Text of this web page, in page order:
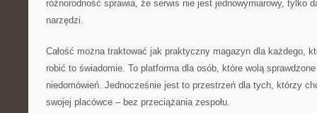
różnorodność sprawia, że serwis nie jest jednowymiarowy, tylko
narzędzi.
Całość można traktować jak praktyczny magazyn dla każdego,
robić to świadomie. To platforma dla osób, które wolą
niedomówień. Jednocześnie jest to przestrzeń dla tych, którzy
swojej placówce – bez przeciążania zespołu.